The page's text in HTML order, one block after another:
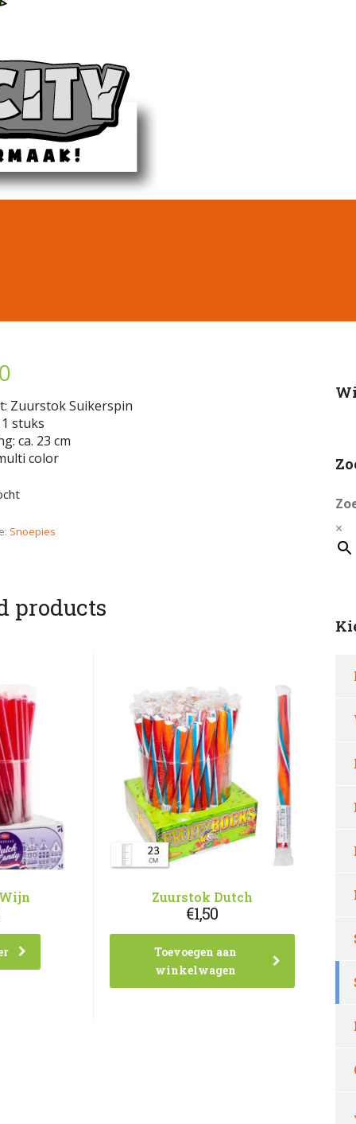
Zuurstok Suikerspin
stuks
ca. 23 cm
color
Snoepies
products
Zuurstok Dutch
€1,50
Toevoegen aan
winkelwagen
×